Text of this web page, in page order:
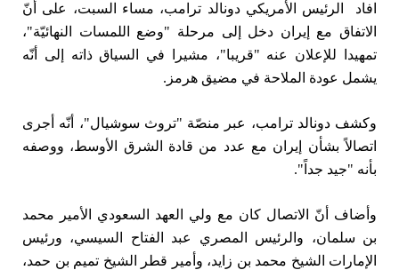
افاد الرئيس الأمريكي دونالد ترامب، مساء السبت، على أنّ
الاتفاق مع إيران دخل إلى مرحلة "وضع اللمسات النهائيّة"،
تمهيدا للإعلان عنه "قريبا"، مشيرا في السياق ذاته إلى أنّه
يشمل عودة الملاحة في مضيق هرمز.
وكشف دونالد ترامب، عبر منصّة "تروث سوشيال"، أنّه أجرى
اتصالاً بشأن إيران مع عدد من قادة الشرق الأوسط، ووصفه
بأنه "جيد جداً".
وأضاف أنّ الاتصال كان مع ولي العهد السعودي الأمير محمد
بن سلمان، والرئيس المصري عبد الفتاح السيسي، ورئيس
الإمارات الشيخ محمد بن زايد، وأمير قطر الشيخ تميم بن حمد،